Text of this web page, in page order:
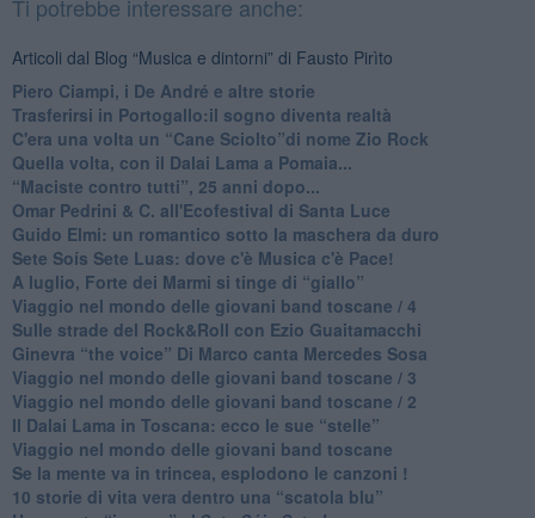
Ti potrebbe interessare anche:
Articoli dal Blog “Musica e dintorni” di Fausto Pirìto
​Piero Ciampi, i De André e altre storie
​Trasferirsi in Portogallo:il sogno diventa realtà
​C'era una volta un “Cane Sciolto”di nome Zio Rock
Quella volta, con il Dalai Lama a Pomaia...
​“Maciste contro tutti”, 25 anni dopo...
​Omar Pedrini & C. all'Ecofestival di Santa Luce
Guido Elmi: un romantico sotto la maschera da duro
Sete Soís Sete Luas: dove c'è Musica c'è Pace!
​A luglio, Forte dei Marmi si tinge di “giallo”
Viaggio nel mondo delle giovani band toscane / 4
Sulle strade del Rock&Roll con Ezio Guaitamacchi
​Ginevra “the voice” Di Marco canta Mercedes Sosa
Viaggio nel mondo delle giovani band toscane / 3
​Viaggio nel mondo delle giovani band toscane / 2
Il Dalai Lama in Toscana: ecco le sue “stelle”
Viaggio nel mondo delle giovani band toscane
Se la mente va in trincea, esplodono le canzoni !
​10 storie di vita vera dentro una “scatola blu”